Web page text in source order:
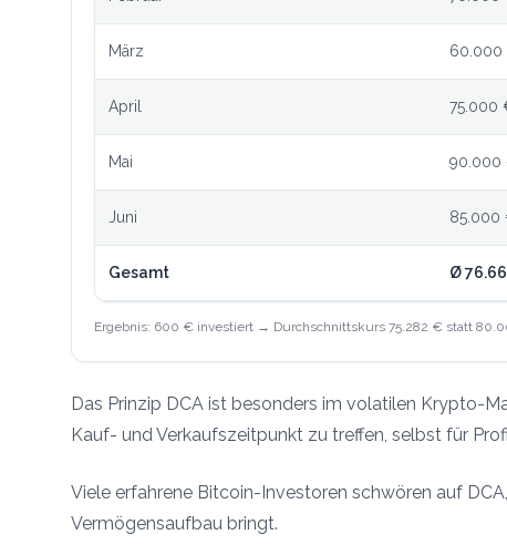
März
April 75.000
Mai 90.000
Juni 85.000
Gesamt Ø
Ergebnis: 600 € investiert → Durchschnittskurs 75.282 € statt
Das Prinzip DCA ist besonders im volatilen Krypto-
Kauf- und Verkaufszeitpunkt zu treffen, selbst für
Viele erfahrene Bitcoin-Investoren schwören auf
Vermögensaufbau bringt.